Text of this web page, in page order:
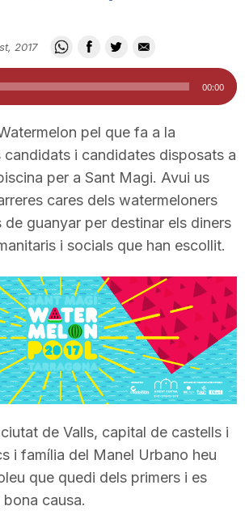
2017
00:00
pel que fa a la
candidats i candidates disposats a
per a Sant Magi. Avui us
cares dels watermeloners
de guanyar per destinar els diners
i socials que han escollit.
de Valls, capital de castells i
i família del Manel Urbano heu
que quedi dels primers i es
causa.